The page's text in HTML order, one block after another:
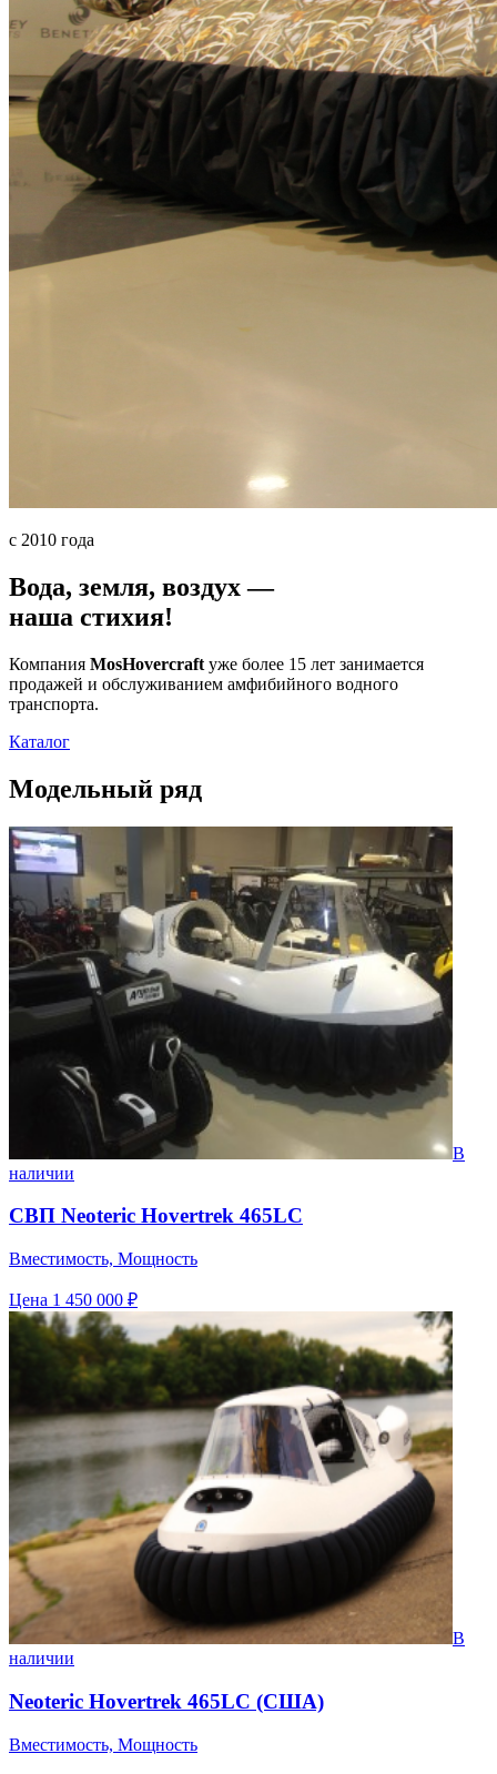
с 2010 года
Вода, земля, воздух —
наша стихия!
Компания MosHovercraft уже более 15 лет занимается
продажей и обслуживанием амфибийного водного
транспорта.
Каталог
Модельный ряд
В
наличии
СВП Neoteric Hovertrek 465LC
Вместимость, Мощность
Цена 1 450 000 ₽
В
наличии
Neoteric Hovertrek 465LC (США)
Вместимость, Мощность